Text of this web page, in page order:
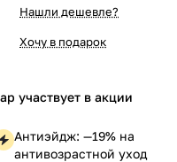
Нашли дешевле?
Хочу в подарок
участвует в акции
Антиэйдж: —19% на
антивозрастной уход